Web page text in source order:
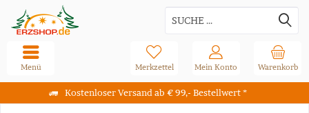
Kostenloser Versand ab € 99,- Bestellwert *
Warenkorb
Merkzettel Mein Konto
Menü